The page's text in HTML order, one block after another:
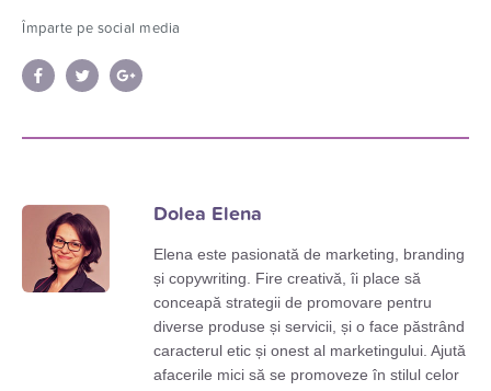
Împarte pe social media
Dolea Elena
Elena este pasionată de marketing, branding
și copywriting. Fire creativă, îi place să
conceapă strategii de promovare pentru
diverse produse și servicii, și o face păstrând
caracterul etic și onest al marketingului. Ajută
afacerile mici să se promoveze în stilul celor